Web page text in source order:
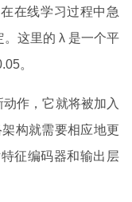
在线学习过程中急
这里的 λ 是一个平
。
作，它就将被加入
构就需要相应地更
征编码器和输出层